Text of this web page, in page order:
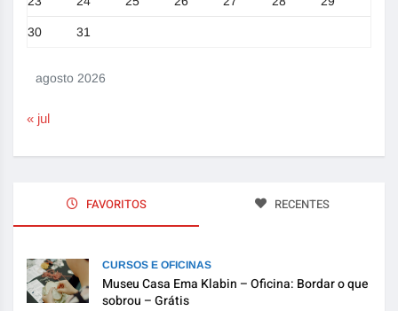
agosto 2026
30 31
« jul
FAVORITOS RECENTES
CURSOS E OFICINAS
Museu Casa Ema Klabin – Oficina: Bordar o que
sobrou – Grátis